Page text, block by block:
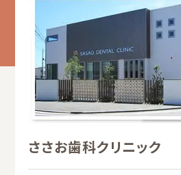
ささお歯科クリニック